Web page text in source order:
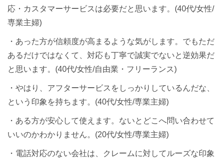
応・カスタマーサービスは必要だと思います。(40代/女性/
専業主婦)
・あった方が信頼度が高まるような気がします。でもただ
あるだけではなくて、対応も丁寧で誠実でないと逆効果だ
と思います。(40代/女性/自由業・フリーランス)
・やはり、アフターサービスをしっかりしているんだな、
という印象を持ちます。(40代/女性/専業主婦)
・ある方が安心して使えます。ないとどこへ問い合わせて
いいのかわかりません。(20代/女性/専業主婦)
・電話対応のない会社は、クレームに対してルーズな印象